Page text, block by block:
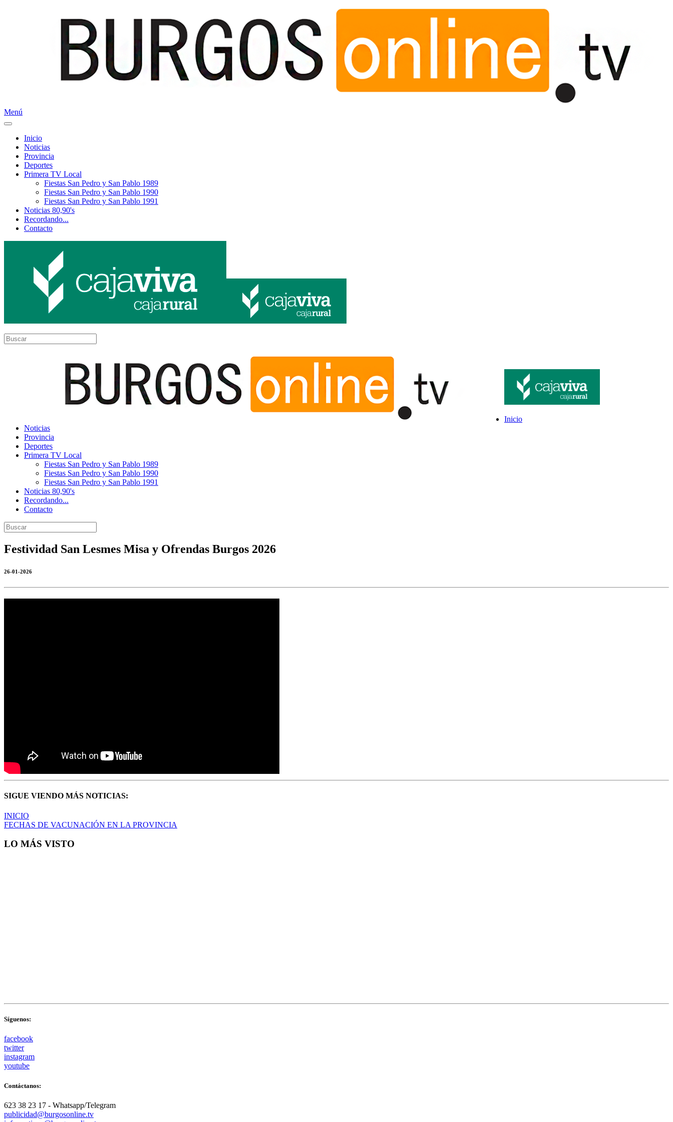
Menú
Inicio
Noticias
Provincia
Deportes
Primera TV Local
Fiestas San Pedro y San Pablo 1989
Fiestas San Pedro y San Pablo 1990
Fiestas San Pedro y San Pablo 1991
Noticias 80,90's
Recordando...
Contacto
Inicio
Noticias
Provincia
Deportes
Primera TV Local
Fiestas San Pedro y San Pablo 1989
Fiestas San Pedro y San Pablo 1990
Fiestas San Pedro y San Pablo 1991
Noticias 80,90's
Recordando...
Contacto
Festividad San Lesmes Misa y Ofrendas Burgos 2026
26-01-2026
SIGUE VIENDO MÁS NOTICIAS:
INICIO
FECHAS DE VACUNACIÓN EN LA PROVINCIA
LO MÁS VISTO
Síguenos:
facebook
twitter
instagram
youtube
Contáctanos:
623 38 23 17 - Whatsapp/Telegram
publicidad@burgosonline.tv